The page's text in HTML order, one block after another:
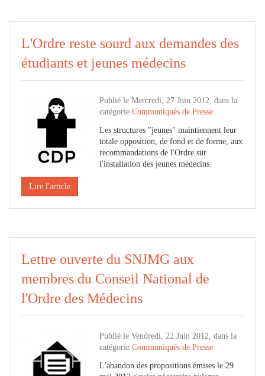
L'Ordre reste sourd aux demandes des
étudiants et jeunes médecins
Publié le Mercredi, 27 Juin 2012, dans la
catégorie Communiqués de Presse
Les structures "jeunes" maintiennent leur
totale opposition, de fond et de forme, aux
recommandations de l'Ordre sur
l'installation des jeunes médecins.
Lire l'article
Lettre ouverte du SNJMG aux
membres du Conseil National de
l'Ordre des Médecins
Publié le Vendredi, 22 Juin 2012, dans la
catégorie Communiqués de Presse
L'abandon des propositions émises le 29